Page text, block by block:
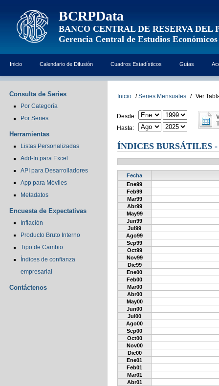
BCRPData
BANCO CENTRAL DE RESERVA DEL
Gerencia Central de Estudios Económicos
Inicio Calendario de Difusión Cuadros Estadísticos Guías
Consulta de Series
Por Categoría
Por Series
Herramientas
Listas Personalizadas
Add-In para Excel
API para Desarrolladores
App para Móviles
Metadatos
Encuesta de Expectativas
Inflación
Producto Bruto Interno
Tipo de Cambio
Índices de confianza
empresarial
Contáctenos
Inicio / Series Mensuales / Ver
Desde:
Hasta:
ÍNDICES BURSÁTILES
Fecha
Ene99
Feb99
Mar99
Abr99
May99
Jun99
Jul99
Ago99
Sep99
Oct99
Nov99
Dic99
Ene00
Feb00
Mar00
Abr00
May00
Jun00
Jul00
Ago00
Sep00
Oct00
Nov00
Dic00
Ene01
Feb01
Mar01
Abr01